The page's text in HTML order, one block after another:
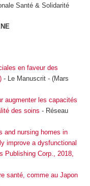
Santé & Solidarité
en faveur des
- Le Manuscrit - (Mars
augmenter les capacités
des soins - Réseau
and nursing homes in
improve a dysfunctional
Publishing Corp., 2018,
santé, comme au Japon